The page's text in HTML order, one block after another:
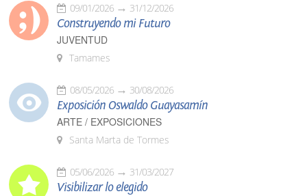
09/01/2026 31/12/2026
Construyendo mi Futuro
JUVENTUD
Tamames
08/05/2026 30/08/2026
Exposición Oswaldo Guayasamín
ARTE / EXPOSICIONES
Santa Marta de Tormes
05/06/2026 31/03/2027
Visibilizar lo elegido